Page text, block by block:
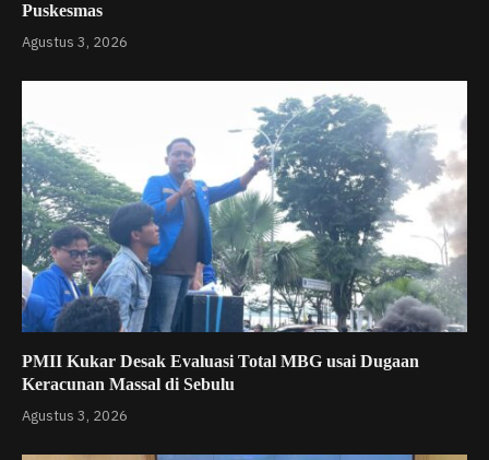
Puskesmas
Agustus 3, 2026
PMII Kukar Desak Evaluasi Total MBG usai Dugaan
Keracunan Massal di Sebulu
Agustus 3, 2026